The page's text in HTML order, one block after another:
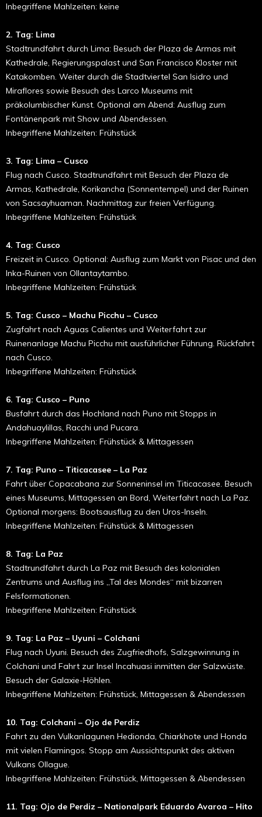
Inbegriffene Mahlzeiten: keine
2. Tag: Lima
Stadtrundfahrt durch Lima: Besuch der Plaza de Armas mit
Kathedrale, Regierungspalast und San Francisco Kloster mit
Katakomben. Weiter durch die Stadtviertel San Isidro und
Miraflores sowie Besuch des Larco Museums mit
präkolumbischer Kunst. Optional am Abend: Ausflug zum
Fontänenpark mit Show und Abendessen.
Inbegriffene Mahlzeiten: Frühstück
3. Tag: Lima – Cusco
Flug nach Cusco. Stadtrundfahrt mit Besuch der Plaza de
Armas, Kathedrale, Korikancha (Sonnentempel) und der Ruinen
von Sacsayhuaman. Nachmittag zur freien Verfügung.
Inbegriffene Mahlzeiten: Frühstück
4. Tag: Cusco
Freizeit in Cusco. Optional: Ausflug zum Markt von Pisac und den
Inka-Ruinen von Ollantaytambo.
Inbegriffene Mahlzeiten: Frühstück
5. Tag: Cusco – Machu Picchu – Cusco
Zugfahrt nach Aguas Calientes und Weiterfahrt zur
Ruinenanlage Machu Picchu mit ausführlicher Führung. Rückfahrt
nach Cusco.
Inbegriffene Mahlzeiten: Frühstück
6. Tag: Cusco – Puno
Busfahrt durch das Hochland nach Puno mit Stopps in
Andahuaylillas, Racchi und Pucara.
Inbegriffene Mahlzeiten: Frühstück & Mittagessen
7. Tag: Puno – Titicacasee – La Paz
Fahrt über Copacabana zur Sonneninsel im Titicacasee. Besuch
eines Museums, Mittagessen an Bord, Weiterfahrt nach La Paz.
Optional morgens: Bootsausflug zu den Uros-Inseln.
Inbegriffene Mahlzeiten: Frühstück & Mittagessen
8. Tag: La Paz
Stadtrundfahrt durch La Paz mit Besuch des kolonialen
Zentrums und Ausflug ins „Tal des Mondes“ mit bizarren
Felsformationen.
Inbegriffene Mahlzeiten: Frühstück
9. Tag: La Paz – Uyuni – Colchani
Flug nach Uyuni. Besuch des Zugfriedhofs, Salzgewinnung in
Colchani und Fahrt zur Insel Incahuasi inmitten der Salzwüste.
Besuch der Galaxie-Höhlen.
Inbegriffene Mahlzeiten: Frühstück, Mittagessen & Abendessen
10. Tag: Colchani – Ojo de Perdiz
Fahrt zu den Vulkanlagunen Hedionda, Chiarkhote und Honda
mit vielen Flamingos. Stopp am Aussichtspunkt des aktiven
Vulkans Ollague.
Inbegriffene Mahlzeiten: Frühstück, Mittagessen & Abendessen
11. Tag: Ojo de Perdiz – Nationalpark Eduardo Avaroa – Hito